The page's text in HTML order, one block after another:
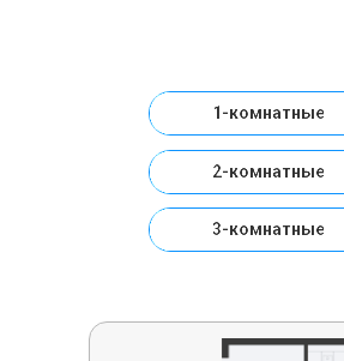
1-комнатные
2-комнатные
3-комнатные